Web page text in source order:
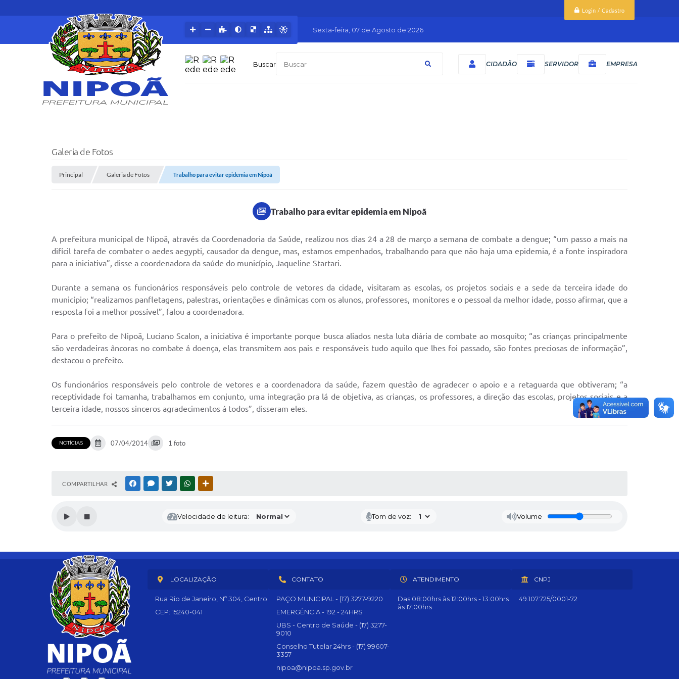
Login / Cadastro
Buscar CIDADÃO SERVIDOR EMPRESA
Sexta-feira 07 de Agosto de 2026
Galeria de Fotos
Principal Galeria de Fotos Trabalho para evitar epidemia em Nipoã
Trabalho para evitar epidemia em Nipoã
A prefeitura municipal de Nipoã, através da Coordenadoria da Saúde, realizou nos dias 24 a 28 de março a semana de combate a dengue; “um passo a mais na
difícil tarefa de combater o aedes aegypti, causador da dengue, mas, estamos empenhados, trabalhando para que não haja uma epidemia, é a fonte inspiradora
para a iniciativa”, disse a coordenadora da saúde do município, Jaqueline Startari.
Durante a semana os funcionários responsáveis pelo controle de vetores da cidade, visitaram as escolas, os projetos sociais e a sede da terceira idade do
município; “realizamos panfletagens, palestras, orientações e dinâmicas com os alunos, professores, monitores e o pessoal da melhor idade, posso afirmar, que a
resposta foi a melhor possível”, falou a coordenadora.
Para o prefeito de Nipoã, Luciano Scalon, a iniciativa é importante porque busca aliados nesta luta diária de combate ao mosquito; “as crianças principalmente
são verdadeiras âncoras no combate á doença, elas transmitem aos pais e responsáveis tudo aquilo que lhes foi passado, são fontes preciosas de informação”,
destacou o prefeito.
Os funcionários responsáveis pelo controle de vetores e a coordenadora da saúde, fazem questão de agradecer o apoio e a retaguarda que obtiveram; “a
receptividade foi tamanha, trabalhamos em conjunto, uma integração pra lá de objetiva, as crianças, os professores, a direção das escolas, projetos sociais e a
terceira idade, nossos sinceros agradecimentos á todos”, disseram eles.
NOTÍCIAS 07/04/2014 1 foto
COMPARTILHAR FACEBOOKMESSENGER
TWITTERWHATSAPP
Velocidade de leitura: Tom de voz: Volume
LOCALIZAÇÃO
Rua Rio de Janeiro, Nº 304, Centro
CEP: 15240-041
CONTATO
PAÇO MUNICIPAL - (17) 3277-9220
EMERGÊNCIA - 192 - 24HRS
UBS - Centro de Saúde - (17) 3277-
9010
Conselho Tutelar 24hrs - (17) 99607-
3357
nipoa@nipoa.sp.gov.br
ATENDIMENTO
Das 08:00hrs às 12:00hrs - 13:00hrs
às 17:00hrs
CNPJ
49.107.725/0001-72